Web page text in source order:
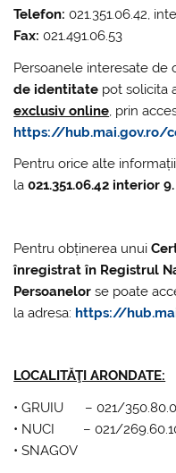
Telefon:021.351.06.42,
Fax:021.491.06.53
Persoanele interesate de
de identitate pot solicita
exclusiv online , prin
https://
Pentru orice alte
la021.351.06.42 interior 9.
Pentru obținerea unui
înregistrat în Registrul
Persoanelor se poate
la adresa: https://
LOCALITĂŢI ARONDATE:
• GRUIU – 021/
• NUCI – 021/
• SNAGOV